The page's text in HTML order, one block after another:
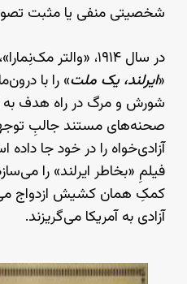
شخصیتی منفی یا مثبت
در سال ۱۹۱۴، «والتر
«ایرلند، یک ملت» را با
شورش و مرگ در راه هدف به
صحنه‌های مستند جالبِ
آزادی‌خواه را در خود جا
فیلمِ «بخاطر ایرلند» را
کمکِ همان کشیش ازدواج
آزادی به آمریکا می‌گریزند.